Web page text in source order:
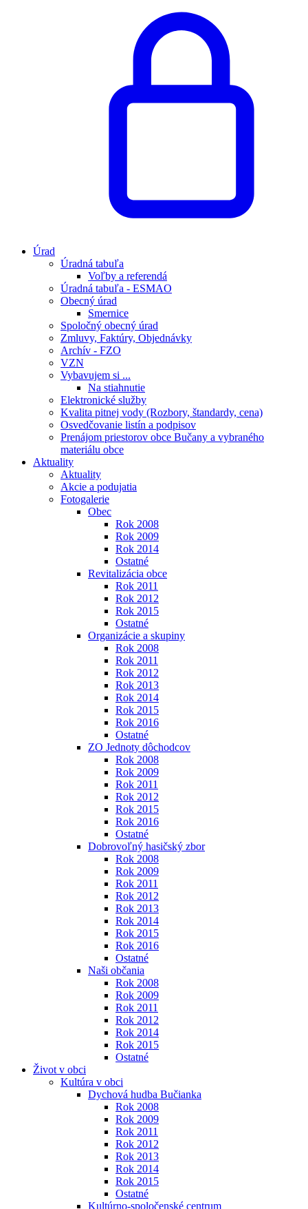
Úrad
Úradná tabuľa
Voľby a referendá
Úradná tabuľa - ESMAO
Obecný úrad
Smernice
Spoločný obecný úrad
Zmluvy, Faktúry, Objednávky
Archív - FZO
VZN
Vybavujem si ...
Na stiahnutie
Elektronické služby
Kvalita pitnej vody (Rozbory, štandardy, cena)
Osvedčovanie listín a podpisov
Prenájom priestorov obce Bučany a vybraného
materiálu obce
Aktuality
Aktuality
Akcie a podujatia
Fotogalerie
Obec
Rok 2008
Rok 2009
Rok 2014
Ostatné
Revitalizácia obce
Rok 2011
Rok 2012
Rok 2015
Ostatné
Organizácie a skupiny
Rok 2008
Rok 2011
Rok 2012
Rok 2013
Rok 2014
Rok 2015
Rok 2016
Ostatné
ZO Jednoty dôchodcov
Rok 2008
Rok 2009
Rok 2011
Rok 2012
Rok 2015
Rok 2016
Ostatné
Dobrovoľný hasičský zbor
Rok 2008
Rok 2009
Rok 2011
Rok 2012
Rok 2013
Rok 2014
Rok 2015
Rok 2016
Ostatné
Naši občania
Rok 2008
Rok 2009
Rok 2011
Rok 2012
Rok 2014
Rok 2015
Ostatné
Život v obci
Kultúra v obci
Dychová hudba Bučianka
Rok 2008
Rok 2009
Rok 2011
Rok 2012
Rok 2013
Rok 2014
Rok 2015
Ostatné
Kultúrno-spoločenské centrum